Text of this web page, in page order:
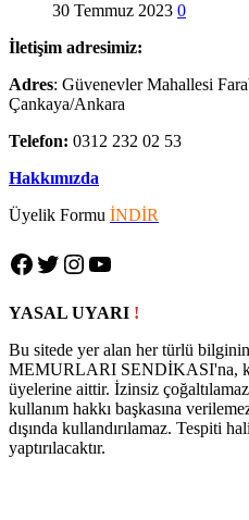
30 Temmuz 2023 0
İletişim adresimiz:
Adres: Güvenevler Mahallesi
Çankaya/Ankara
Telefon: 0312 232 02 53
Hakkımızda
Üyelik Formu İNDİR
Facebook
Twitter
Instagram
YouTube
YASAL UYARI !
Bu sitede yer alan her türlü
MEMURLARI SENDİKASI'na,
üyelerine aittir. İzinsiz
kullanım hakkı başkasına
dışında kullandırılamaz. Tespiti
yaptırılacaktır.